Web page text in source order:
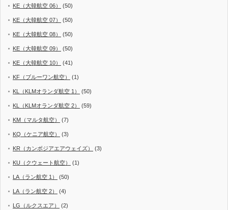
KE（大韓航空 06） (50)
KE（大韓航空 07） (50)
KE（大韓航空 08） (50)
KE（大韓航空 09） (50)
KE（大韓航空 10） (41)
KF（ブルーワン航空） (1)
KL（KLMオランダ航空 1） (50)
KL（KLMオランダ航空 2） (59)
KM（マルタ航空） (7)
KQ（ケニア航空） (3)
KR（カンボジアエアウェイズ） (3)
KU（クウェート航空） (1)
LA（ラン航空 1） (50)
LA（ラン航空 2） (4)
LG（ルクスエア） (2)